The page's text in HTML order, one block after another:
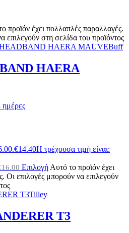
προϊόν έχει πολλαπλές παραλλαγές.
επιλεγούν στη σελίδα του προϊόντος
Buff
HAERA
€14.40Η τρέχουσα τιμή είναι:
16.00 ΕπιλογήΑυτό το προϊόν έχει
Οι επιλογές μπορούν να επιλεγούν
Tilley
T3